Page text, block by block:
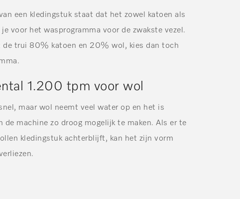
een kledingstuk staat dat het zowel katoen als
voor het wasprogramma voor de zwakste vezel.
de trui 80% katoen en 20% wol, kies dan toch
1.200 tpm voor wol
maar wol neemt veel water op en het is
de machine zo droog mogelijk te maken. Als er te
kledingstuk achterblijft, kan het zijn vorm